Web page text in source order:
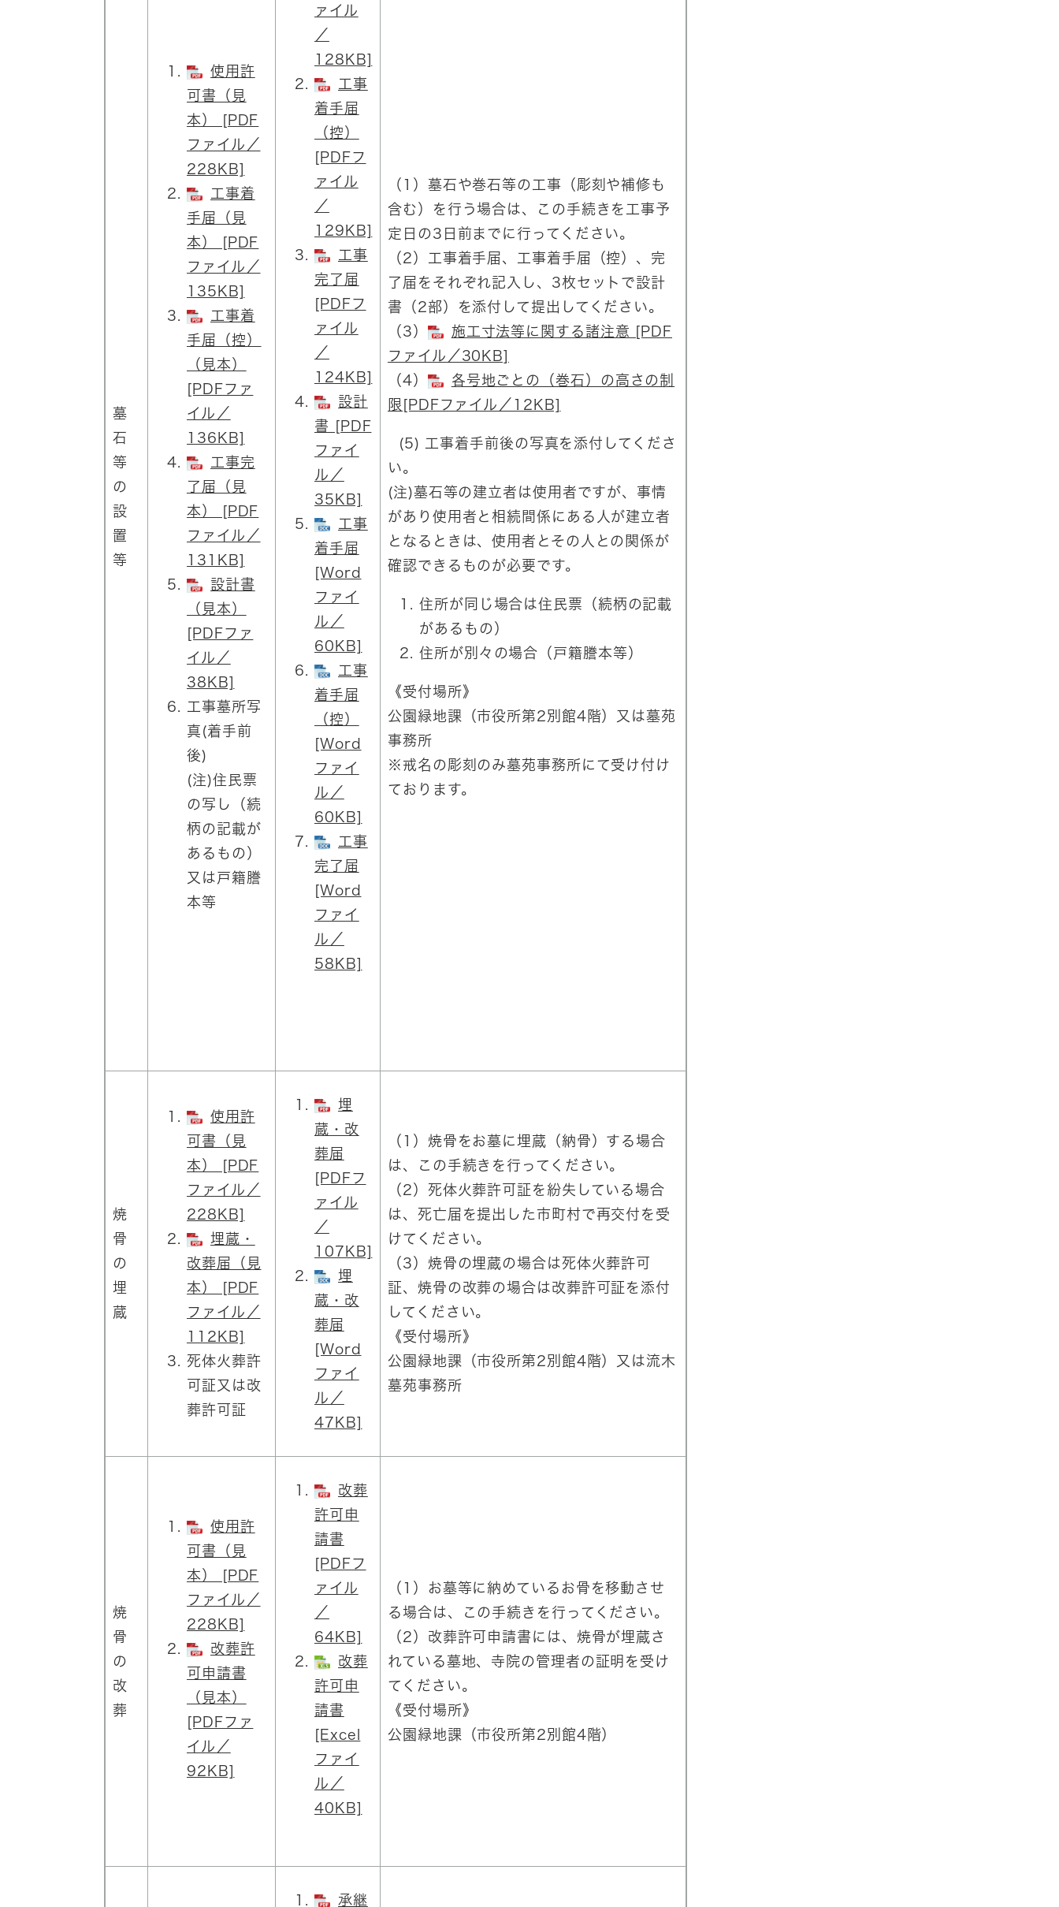
墓
石
等
の
設
置
等
使用許
可書（見
本） [PDF
ファイル／
228KB]
工事着
手届（見
本） [PDF
ファイル／
135KB]
工事着
手届（控）
（見本）
[PDFファ
イル／
136KB]
工事完
了届（見
本） [PDF
ファイル／
131KB]
設計書
（見本）
[PDFファ
イル／
38KB]
工事墓所写
真(着手前
後)
(注)住民票
の写し（続
柄の記載が
あるもの）
又は戸籍謄
本等
ァイル
／
128KB]
工事
着手届
（控）
[PDFフ
ァイル
／
129KB]
工事
完了届
[PDFフ
ァイル
／
124KB]
設計
書 [PDF
ファイ
ル／
35KB]
工事
着手届
[Word
ファイ
ル／
60KB]
工事
着手届
（控）
[Word
ファイ
ル／
60KB]
工事
完了届
[Word
ファイ
ル／
58KB]
（1）墓石や巻石等の工事（彫刻や補修も
含む）を行う場合は、この手続きを工事予
定日の3日前までに行ってください。
（2）工事着手届、工事着手届（控）、完
了届をそれぞれ記入し、3枚セットで設計
書（2部）を添付して提出してください。
（3）
施工寸法等に関する諸注意 [PDF
ファイル／30KB]
（4）
各号地ごとの（巻石）の高さの制
限[PDFファイル／12KB]
(5) 工事着手前後の写真を添付してくださ
い。
(注)墓石等の建立者は使用者ですが、事情
があり使用者と相続間係にある人が建立者
となるときは、使用者とその人との関係が
確認できるものが必要です。
住所が同じ場合は住民票（続柄の記載
があるもの）
住所が別々の場合（戸籍謄本等）
《受付場所》
公園緑地課（市役所第2別館4階）又は墓苑
事務所
※戒名の彫刻のみ墓苑事務所にて受け付け
ております。
焼
骨
の
埋
蔵
使用許
可書（見
本） [PDF
ファイル／
228KB]
埋蔵・
改葬届（見
本） [PDF
ファイル／
112KB]
死体火葬許
可証又は改
葬許可証
埋
蔵・改
葬届
[PDFフ
ァイル
／
107KB]
埋
蔵・改
葬届
[Word
ファイ
ル／
47KB]
（1）焼骨をお墓に埋蔵（納骨）する場合
は、この手続きを行ってください。
（2）死体火葬許可証を紛失している場合
は、死亡届を提出した市町村で再交付を受
けてください。
（3）焼骨の埋蔵の場合は死体火葬許可
証、焼骨の改葬の場合は改葬許可証を添付
してください。
《受付場所》
公園緑地課（市役所第2別館4階）又は流木
墓苑事務所
焼
骨
の
改
葬
使用許
可書（見
本） [PDF
ファイル／
228KB]
改葬許
可申請書
（見本）
[PDFファ
イル／
92KB]
改葬
許可申
請書
[PDFフ
ァイル
／
64KB]
改葬
許可申
請書
[Excel
ファイ
ル／
40KB]
（1）お墓等に納めているお骨を移動させ
る場合は、この手続きを行ってください。
（2）改葬許可申請書には、焼骨が埋蔵さ
れている墓地、寺院の管理者の証明を受け
てください。
《受付場所》
公園緑地課（市役所第2別館4階）
承継